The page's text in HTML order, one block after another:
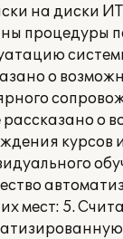
на диски
процедуры
о
о
курсов
мест: 5.